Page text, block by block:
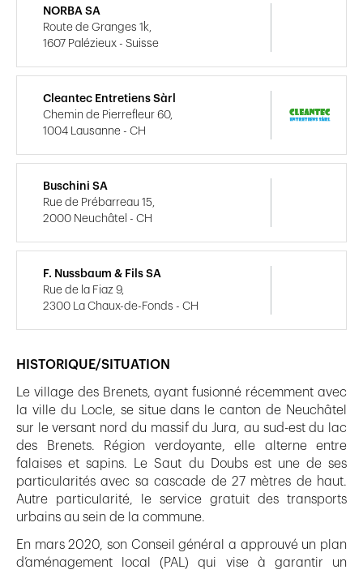
HISTORIQUE/SITUATION
Le village des Brenets, ayant fusionné récemment avec
la ville du Locle, se situe dans le canton de Neuchâtel
sur le versant nord du massif du Jura, au sud-est du lac
des Brenets. Région verdoyante, elle alterne entre
falaises et sapins. Le Saut du Doubs est une de ses
particularités avec sa cascade de 27 mètres de haut.
Autre particularité, le service gratuit des transports
urbains au sein de la commune.
En mars 2020, son Conseil général a approuvé un plan
d’aménagement local (PAL) qui vise à garantir un
NORBA SA
Route de Granges 1k,
1607 Palézieux - Suisse
Cleantec Entretiens Sàrl
Chemin de Pierrefleur 60,
1004 Lausanne - CH
Buschini SA
Rue de Prébarreau 15,
2000 Neuchâtel - CH
F. Nussbaum & Fils SA
Rue de la Fiaz 9,
2300 La Chaux-de-Fonds - CH